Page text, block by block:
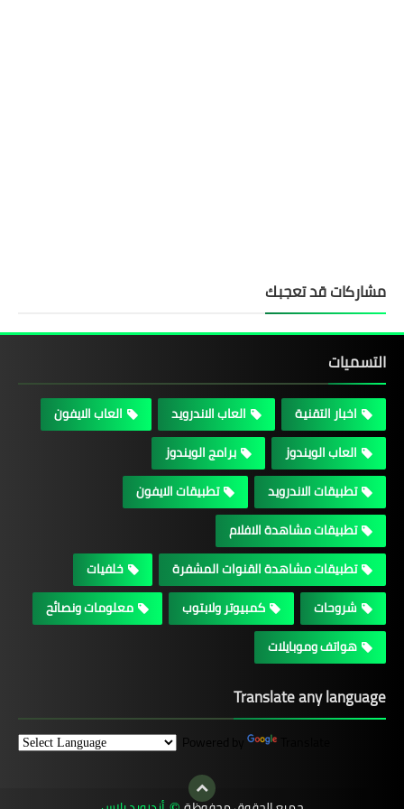
مشاركات قد تعجبك
التسميات
اخبار التقنية العاب الاندرويد
العاب الايفون
العاب الويندوز
برامج الويندوز
تطبيقات الاندرويد
تطبيقات الايفون
تطبيقات مشاهدة الافلام
تطبيقات مشاهدة القنوات المشفرة
خلفيات
شروحات
كمبيوتر ولابتوب
معلومات ونصائح
هواتف وموبايلات
Translate any language
Powered by